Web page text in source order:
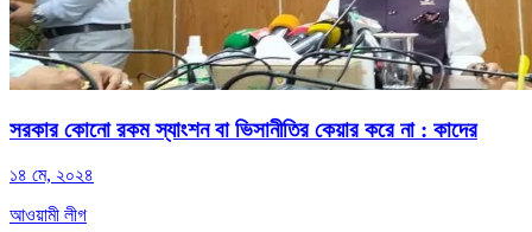
সরকার কোনো রকম স্যাংশন বা ভিসানীতির কেয়ার করে না : কাদের
১৪ মে, ২০২৪
আওয়ামী লীগ